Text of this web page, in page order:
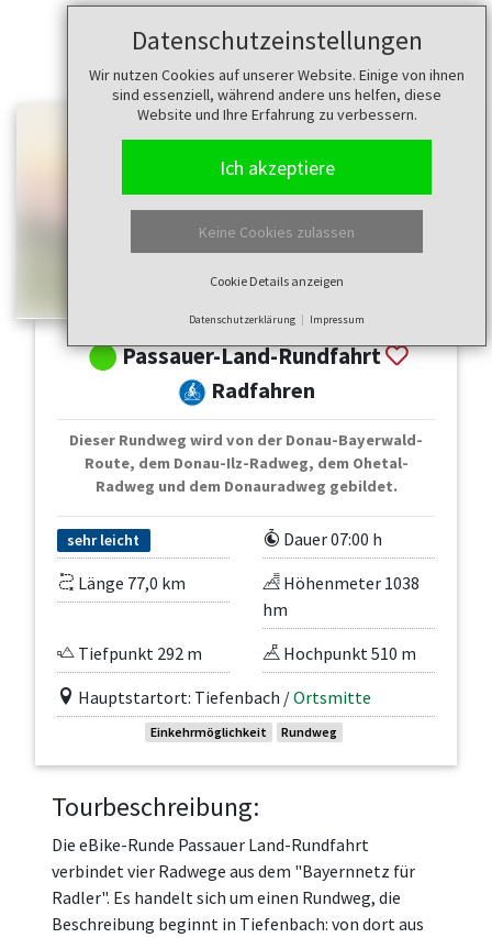
Datenschutzeinstellungen
Wir nutzen Cookies auf unserer Website. Einige von ihnen
sind essenziell, während andere uns helfen, diese
Website und Ihre Erfahrung zu verbessern.
Ich akzeptiere
Keine Cookies zulassen
Cookie Details anzeigen
Datenschutzerklärung Impressum
Passauer-Land-Rundfahrt
Radfahren
Dieser Rundweg wird von der Donau-Bayerwald-
Route, dem Donau-Ilz-Radweg, dem Ohetal-
Radweg und dem Donauradweg gebildet.
sehr leicht
Dauer 07:00 h
Länge 77,0 km
Höhenmeter 1038
hm
Tiefpunkt 292 m
Hochpunkt 510 m
Hauptstartort: Tiefenbach /Ortsmitte
Einkehrmöglichkeit Rundweg
Tourbeschreibung:
Die eBike-Runde Passauer Land-Rundfahrt
verbindet vier Radwege aus dem "Bayernnetz für
Radler". Es handelt sich um einen Rundweg, die
Beschreibung beginnt in Tiefenbach: von dort aus